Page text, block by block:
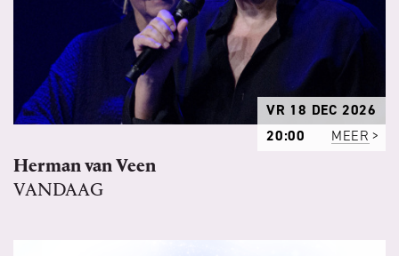
VR 18 DEC 2026
20:00
MEER
Herman van Veen
VANDAAG